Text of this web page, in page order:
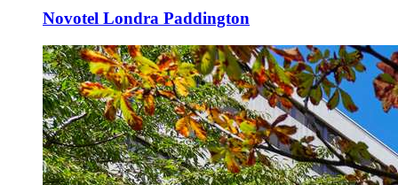
Novotel Londra Paddington